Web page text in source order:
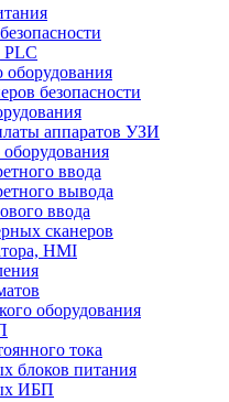
PLC
оборудования
безопасности
аппаратов УЗИ
ввода
вывода
ввода
сканеров
HMI
оборудования
тока
блоков питания
ИБП